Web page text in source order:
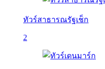
ทัวร์สาธารณรัฐเช็ก
2